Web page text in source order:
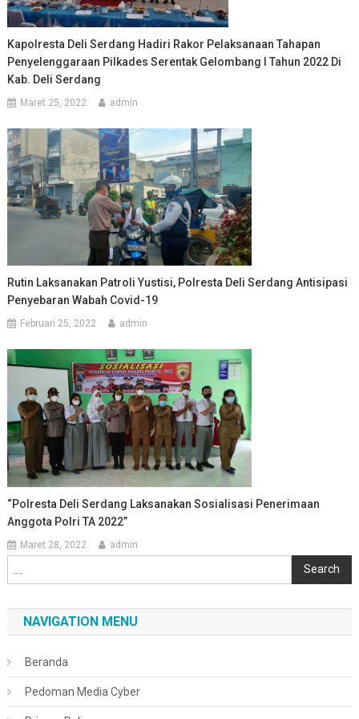
Kapolresta Deli Serdang Hadiri Rakor Pelaksanaan Tahapan
Penyelenggaraan Pilkades Serentak Gelombang I Tahun 2022 Di
Kab. Deli Serdang
Maret 25, 2022 admin
Rutin Laksanakan Patroli Yustisi, Polresta Deli Serdang Antisipasi
Penyebaran Wabah Covid-19
Februari 25, 2022 admin
“Polresta Deli Serdang Laksanakan Sosialisasi Penerimaan
Anggota Polri TA 2022”
Maret 28, 2022 admin
Search
NAVIGATION MENU
Beranda
Pedoman Media Cyber